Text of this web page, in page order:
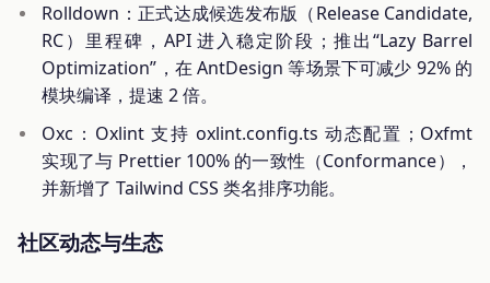
Rolldown：正式达成候选发布版（Release Candidate,
RC）里程碑，API 进入稳定阶段；推出“Lazy Barrel
Optimization”，在 AntDesign 等场景下可减少 92% 的
模块编译，提速 2 倍。
Oxc：Oxlint 支持 oxlint.config.ts 动态配置；Oxfmt
实现了与 Prettier 100% 的一致性（Conformance），
并新增了 Tailwind CSS 类名排序功能。
社区动态与生态